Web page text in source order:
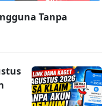
Tanpa